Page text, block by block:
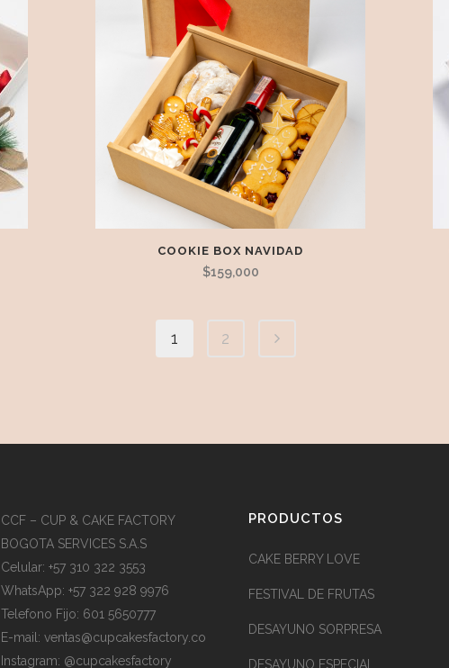
COOKIE BOX NAVIDAD
$159,000
1 2
CCF – CUP & CAKE FACTORY
BOGOTA SERVICES S.A.S
Celular: +57 310 322 3553
WhatsApp: +57 322 928 9976
Telefono Fijo: 601 5650777
E-mail: ventas@cupcakesfactory.co
Instagram: @cupcakesfactory
PRODUCTOS
CAKE BERRY LOVE
FESTIVAL DE FRUTAS
DESAYUNO SORPRESA
DESAYUNO ESPECIAL